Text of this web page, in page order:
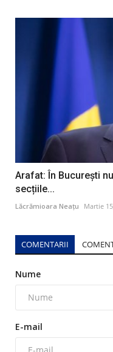
Arafat: În București
secțiile...
Lăcrămioara Neațu Martie
COMENTARII
Nume
E-mail